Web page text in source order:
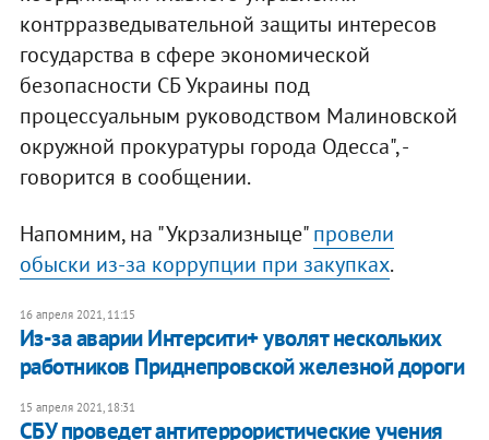
контрразведывательной защиты интересов
государства в сфере экономической
безопасности СБ Украины под
процессуальным руководством Малиновской
окружной прокуратуры города Одесса", -
говорится в сообщении.
Напомним, на "Укрзализныце"провели
обыски из-за коррупции при закупках.
16 апреля 2021, 11:15
Из-за аварии Интерсити+ уволят нескольких
работников Приднепровской железной дороги
15 апреля 2021, 18:31
СБУ проведет антитеррористические учения